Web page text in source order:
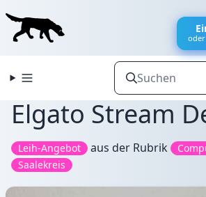
Elgato Stream
Leih-Angebot aus der Rubrik
Saalekreis